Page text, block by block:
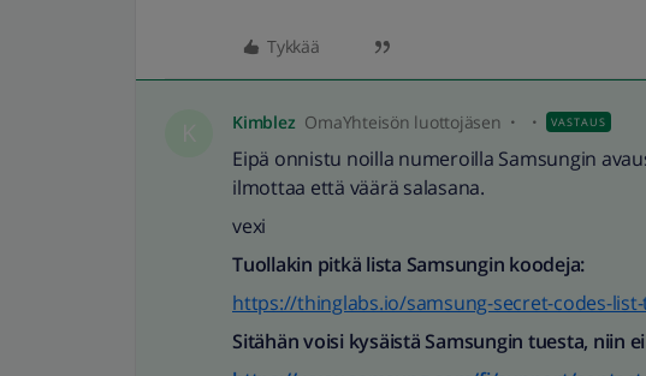
Tykkää
Kimblez OmaYhteisön luottojäsen VASTAUS
Eipä onnistu noilla numeroilla Samsungin
ilmottaa että väärä salasana.
vexi
Tuollakin pitkä lista Samsungin koodeja:
https://thinglabs.io/samsung-secret-codes-
Sitähän voisi kysäistä Samsungin tuesta, niin